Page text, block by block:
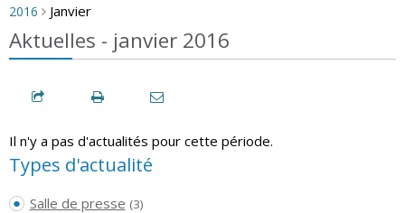
2016 > Janvier
Aktuelles - janvier 2016
Il n'y a pas d'actualités pour cette période.
Types d'actualité
Salle de presse (3)